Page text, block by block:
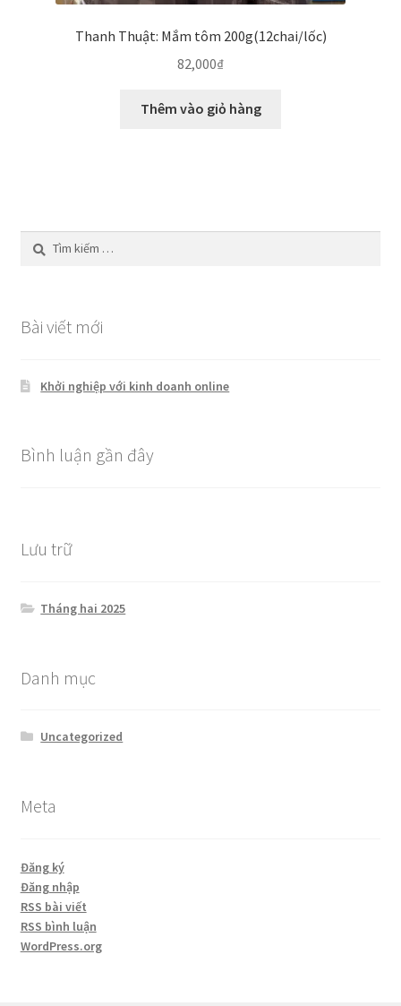
Thanh Thuật: Mắm tôm 200g(12chai/lốc)
82,000₫
Thêm vào giỏ hàng
Tìm
kiếm
Bài viết mới
Khởi nghiệp với kinh doanh online
Bình luận gần đây
Lưu trữ
Tháng hai 2025
Danh mục
Uncategorized
Meta
Đăng ký
Đăng nhập
RSS bài viết
RSS bình luận
WordPress.org